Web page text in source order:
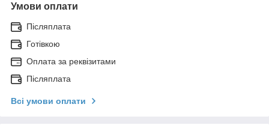
Умови оплати
Післяплата
Готівкою
Оплата за реквізитами
Післяплата
Всі умови оплати